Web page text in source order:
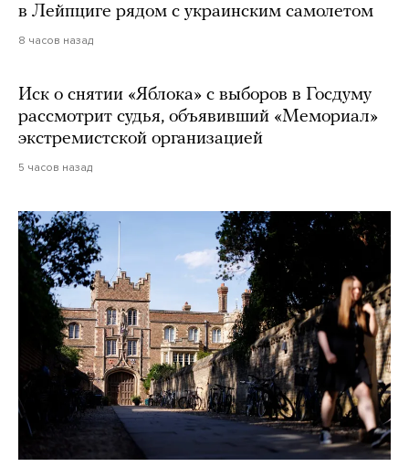
в Лейпциге рядом с украинским самолетом
8 часов назад
Иск о снятии «Яблока» с выборов в Госдуму
рассмотрит судья, объявивший «Мемориал»
экстремистской организацией
5 часов назад